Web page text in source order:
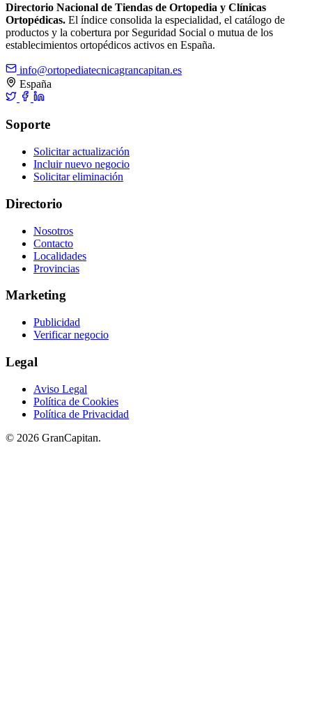
Directorio Nacional de Tiendas de Ortopedia y Clínicas
Ortopédicas. El índice consolida la especialidad, el catálogo de
productos y la cobertura por Seguridad Social o mutua de los
establecimientos ortopédicos activos en España.
info@ortopediatecnicagrancapitan.es
España
Soporte
Solicitar actualización
Incluir nuevo negocio
Solicitar eliminación
Directorio
Nosotros
Contacto
Localidades
Provincias
Marketing
Publicidad
Verificar negocio
Legal
Aviso Legal
Política de Cookies
Política de Privacidad
© 2026 GranCapitan.